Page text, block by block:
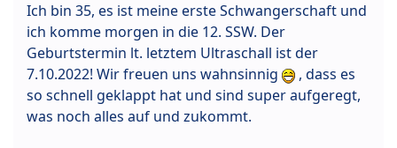
Ich bin 35, es ist meine erste Schwangerschaft und
ich komme morgen in die 12. SSW. Der
Geburtstermin lt. letztem Ultraschall ist der
7.10.2022! Wir freuen uns wahnsinnig
, dass es
so schnell geklappt hat und sind super aufgeregt,
was noch alles auf und zukommt.